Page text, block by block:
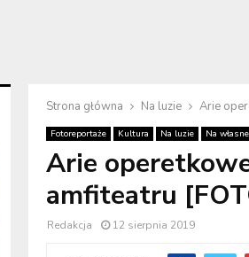
Strona główna Na luzie Arie
Fotoreportaże Kultura Na luzie Na
Arie
amfiteatru
Redakcja 12 sierpnia 2019